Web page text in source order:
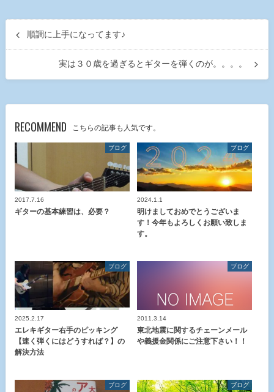
順調に上手になってます♪
実は３０歳を過ぎるとギターを弾くのが。。。。
RECOMMEND こちらの記事も人気です。
ブログ
2017.7.16
ギターの基本練習は、必要？
ブログ
2024.1.1
明けましておめでとうございま
す！今年もよろしくお願い致しま
す。
ブログ
2025.2.17
エレキギター右手のピッキング
【速く弾くにはどうすれば？】の
解決方法
ブログ
2011.3.14
東北地震に関するチェーンメール
や義援金関係にご注意下さい！！
ブログ ブログ